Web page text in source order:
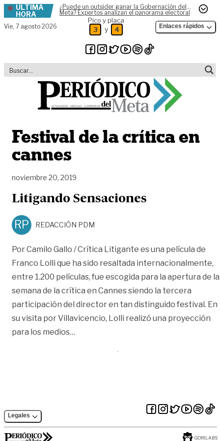
Skip to content
ÚLTIMA
HORA
¿Puede un outsider ganar la Gobernación del
Meta? Expertos analizan el panorama electoral
Vie, 7 agosto 2026
Pico y placa
3 y 4 Enlaces rápidos
Festival de la crítica en
cannes
noviembre 20, 2019
Litigando Sensaciones
RP REDACCIÓN PDM
Por Camilo Gallo / Crítica Litigante es una película de
Franco Lolli que ha sido resaltada internacionalmente,
entre 1.200 películas, fue escogida para la apertura de la
semana de la crítica en Cannes siendo la tercera
participación del director en tan distinguido festival. En
su visita por Villavicencio, Lolli realizó una proyección
para los medios…
Legales
GORILABS